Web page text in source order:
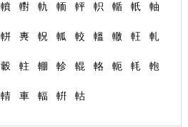
轒 轛 軌 輀 軯 軹 輴 軝 軸
軿 軣 軦 軱 較 轀 轍 軖 軋
轂 軴 輣 軫 輥 輅 軛 軞 軳
輤 車 輻 輧 軲